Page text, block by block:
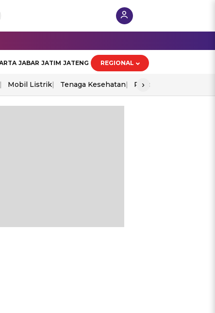
JABAR JATIM JATENG REGIONAL
Mobil Listrik Tenaga Kesehatan Piala Aff 2026
›